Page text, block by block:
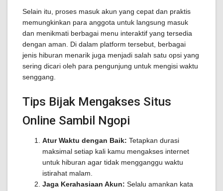
Selain itu, proses masuk akun yang cepat dan praktis
memungkinkan para anggota untuk langsung masuk
dan menikmati berbagai menu interaktif yang tersedia
dengan aman. Di dalam platform tersebut, berbagai
jenis hiburan menarik juga menjadi salah satu opsi yang
sering dicari oleh para pengunjung untuk mengisi waktu
senggang.
Tips Bijak Mengakses Situs
Online Sambil Ngopi
Atur Waktu dengan Baik: Tetapkan durasi
maksimal setiap kali kamu mengakses internet
untuk hiburan agar tidak mengganggu waktu
istirahat malam.
Jaga Kerahasiaan Akun: Selalu amankan kata